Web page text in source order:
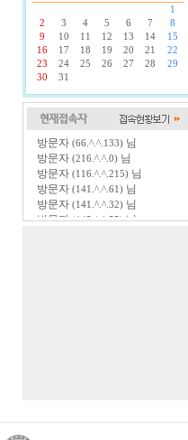
1
2
3 4 5 6 7
8
9
10 11 12 13 14
15
16
17 18 19 20 21
22
23
24 25 26 27 28
29
30
31
방문자 (66.^.^.133) 님
방문자 (216.^.^.0) 님
방문자 (116.^.^.215) 님
방문자 (141.^.^.61) 님
방문자 (141.^.^.32) 님
방문자(145.^.^.55)님